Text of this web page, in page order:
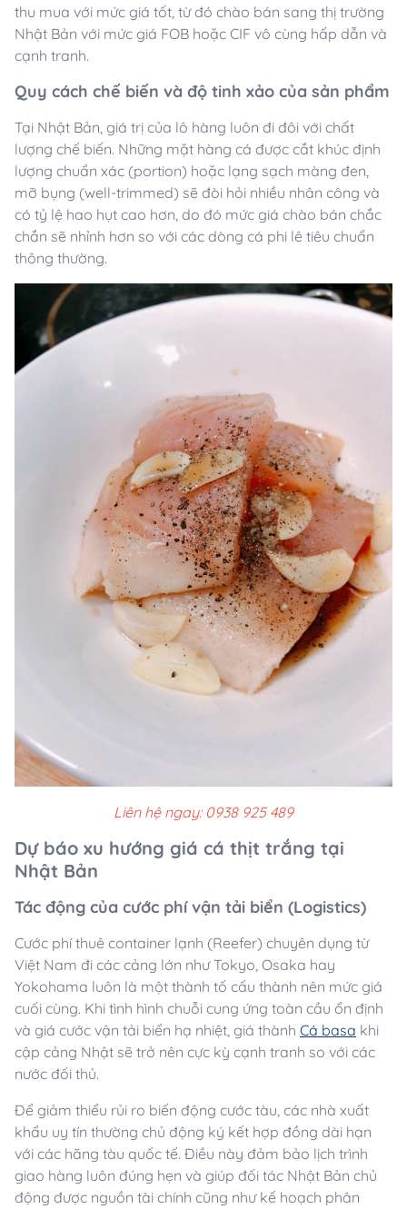
thu mua với mức giá tốt, từ đó chào bán sang thị trường
Nhật Bản với mức giá FOB hoặc CIF vô cùng hấp dẫn và
cạnh tranh.
Quy cách chế biến và độ tinh xảo của sản phẩm
Tại Nhật Bản, giá trị của lô hàng luôn đi đôi với chất
lượng chế biến. Những mặt hàng cá được cắt khúc định
lượng chuẩn xác (portion) hoặc lạng sạch màng đen,
mỡ bụng (well-trimmed) sẽ đòi hỏi nhiều nhân công và
có tỷ lệ hao hụt cao hơn, do đó mức giá chào bán chắc
chắn sẽ nhỉnh hơn so với các dòng cá phi lê tiêu chuẩn
thông thường.
Liên hệ ngay: 0938 925 489
Dự báo xu hướng giá cá thịt trắng tại
Nhật Bản
Tác động của cước phí vận tải biển (Logistics)
Cước phí thuê container lạnh (Reefer) chuyên dụng từ
Việt Nam đi các cảng lớn như Tokyo, Osaka hay
Yokohama luôn là một thành tố cấu thành nên mức giá
cuối cùng. Khi tình hình chuỗi cung ứng toàn cầu ổn định
và giá cước vận tải biển hạ nhiệt, giá thành Cá basa khi
cập cảng Nhật sẽ trở nên cực kỳ cạnh tranh so với các
nước đối thủ.
Để giảm thiểu rủi ro biến động cước tàu, các nhà xuất
khẩu uy tín thường chủ động ký kết hợp đồng dài hạn
với các hãng tàu quốc tế. Điều này đảm bảo lịch trình
giao hàng luôn đúng hẹn và giúp đối tác Nhật Bản chủ
động được nguồn tài chính cũng như kế hoạch phân